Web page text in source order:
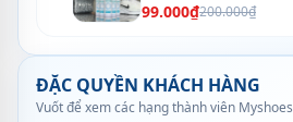
99.000₫200.000₫
ĐẶC QUYỀN KHÁCH HÀNG
Vuốt để xem các hạng thành viên Myshoes